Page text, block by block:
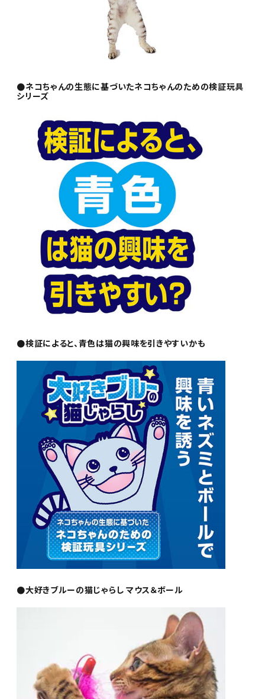
●ネコちゃんの生態に基づいたネコちゃんのための検証玩具
シリーズ
●検証によると、青色は猫の興味を引きやすいかも
●大好きブルーの猫じゃらし マウス＆ボール